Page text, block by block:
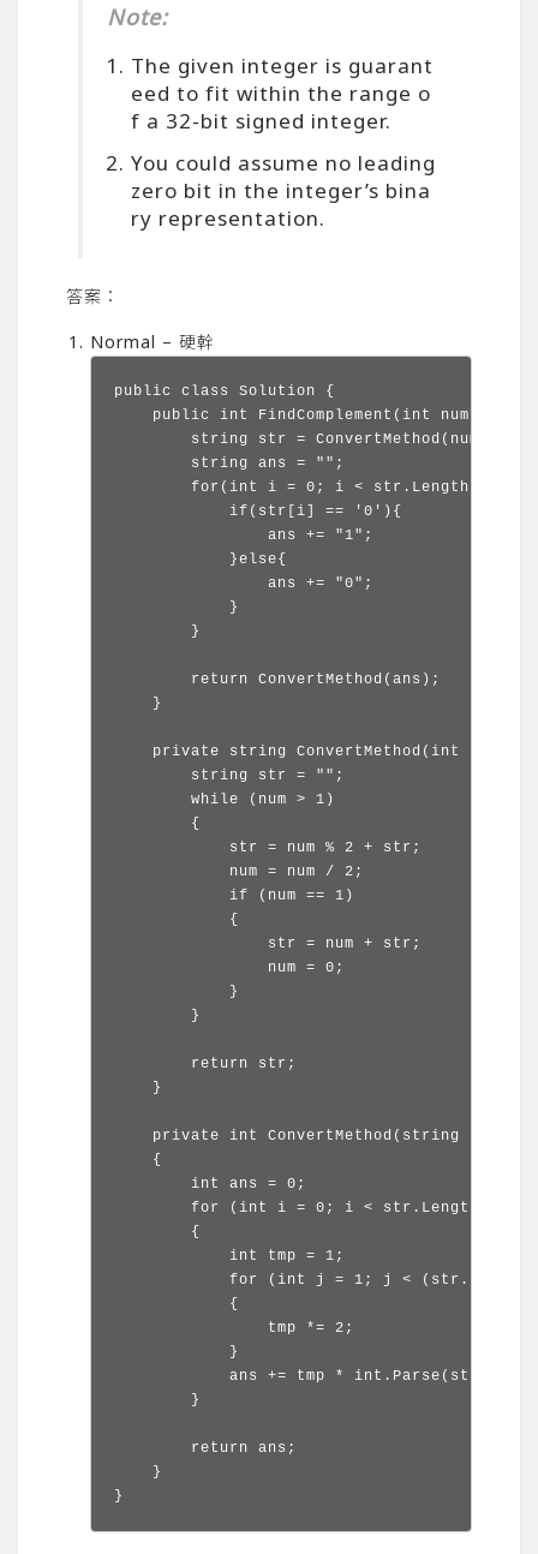
Note:
The given integer is guarant
eed to fit within the range o
f a 32-bit signed integer.
You could assume no leading
zero bit in the integer’s bina
ry representation.
答案：
Normal – 硬幹
public class Solution {
    public int FindComplement(int num) {
        string str = ConvertMethod(num);
        string ans = "";
        for(int i = 0; i < str.Length; i++){
            if(str[i] == '0'){
                ans += "1";
            }else{
                ans += "0";
            }
        }
        return ConvertMethod(ans);
    }
    private string ConvertMethod(int num){
        string str = "";
        while (num > 1)
        {
            str = num % 2 + str;
            num = num / 2;
            if (num == 1)
            {
                str = num + str;
                num = 0;
            }
        }
        return str;
    }
    private int ConvertMethod(string str)
    {
        int ans = 0;
        for (int i = 0; i < str.Length; i++)
        {
            int tmp = 1;
for (int j = 1; j < (str.Length
            {
                tmp *= 2;
            }
ans += tmp *
        }
        return ans;
    }
}